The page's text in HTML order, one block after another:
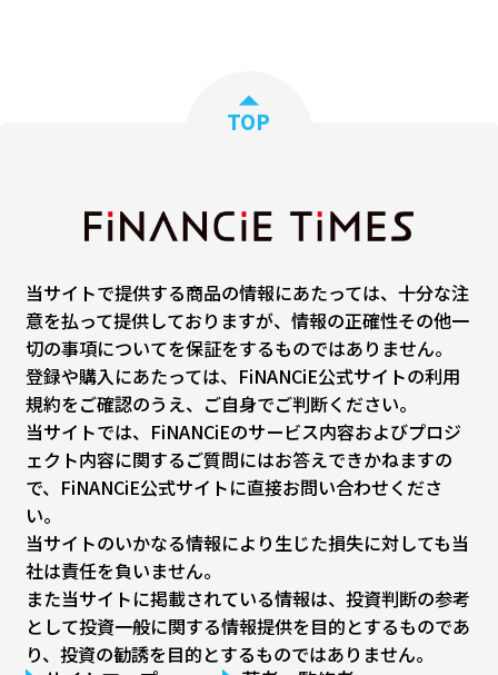
TOP
当サイトで提供する商品の情報にあたっては、十分な注
意を払って提供しておりますが、情報の正確性その他一
切の事項についてを保証をするものではありません。
登録や購入にあたっては、FiNANCiE公式サイトの利用
規約をご確認のうえ、ご自身でご判断ください。
当サイトでは、FiNANCiEのサービス内容およびプロジ
ェクト内容に関するご質問にはお答えできかねますの
で、FiNANCiE公式サイトに直接お問い合わせくださ
い。
当サイトのいかなる情報により生じた損失に対しても当
社は責任を負いません。
また当サイトに掲載されている情報は、投資判断の参考
として投資一般に関する情報提供を目的とするものであ
り、投資の勧誘を目的とするものではありません。